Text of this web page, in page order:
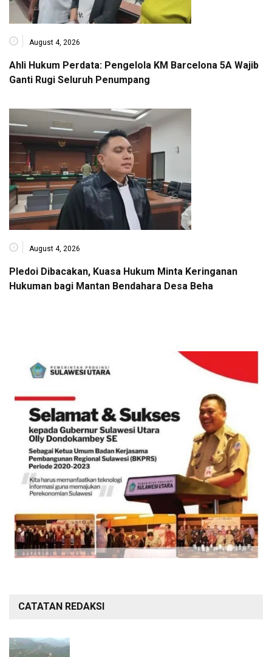
August 4, 2026
Ahli Hukum Perdata: Pengelola KM Barcelona 5A Wajib
Ganti Rugi Seluruh Penumpang
August 4, 2026
Pledoi Dibacakan, Kuasa Hukum Minta Keringanan
Hukuman bagi Mantan Bendahara Desa Beha
CATATAN REDAKSI